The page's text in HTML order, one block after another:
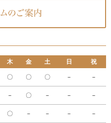
木 金 土 日 祝
〇 〇 〇 － －
－ 〇 － － －
〇 － － － －